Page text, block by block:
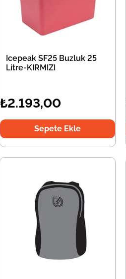
Icepeak SF25 Buzluk 25
Litre-KIRMIZI
₺2.193,00
Sepete Ekle